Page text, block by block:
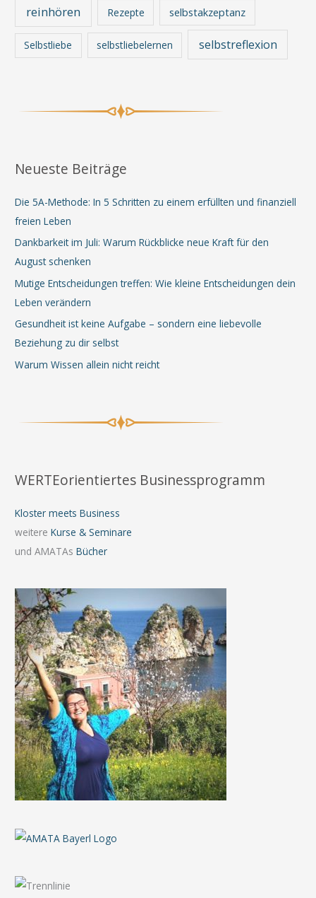
reinhören Rezepte selbstakzeptanz
Selbstliebe selbstliebelernen selbstreflexion
Neueste Beiträge
Die 5A-Methode: In 5 Schritten zu einem erfüllten und finanziell
freien Leben
Dankbarkeit im Juli: Warum Rückblicke neue Kraft für den
August schenken
Mutige Entscheidungen treffen: Wie kleine Entscheidungen dein
Leben verändern
Gesundheit ist keine Aufgabe – sondern eine liebevolle
Beziehung zu dir selbst
Warum Wissen allein nicht reicht
WERTEorientiertes Businessprogramm
Kloster meets Business
weitereKurse & Seminare
und AMATAsBücher